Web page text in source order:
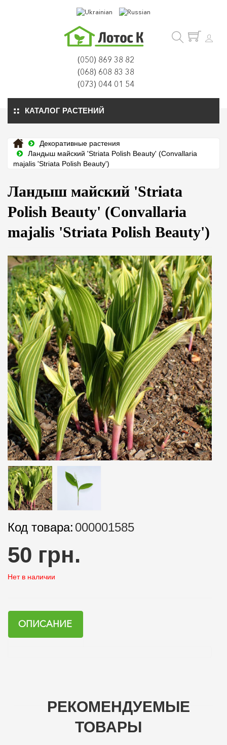
(050) 869 38 82
(068) 608 83 38
(073) 044 01 54
КАТАЛОГ РАСТЕНИЙ
Декоративные растения
Ландыш майский 'Striata Polish Beauty' (Convallaria
majalis 'Striata Polish Beauty')
Ландыш майский 'Striata
Polish Beauty' (Convallaria
majalis 'Striata Polish Beauty')
Код товара: 000001585
50 грн.
Нет в наличии
ОПИСАНИЕ
РЕКОМЕНДУЕМЫЕ
ТОВАРЫ